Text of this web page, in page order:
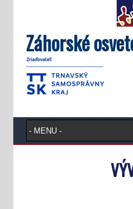
Záhorské